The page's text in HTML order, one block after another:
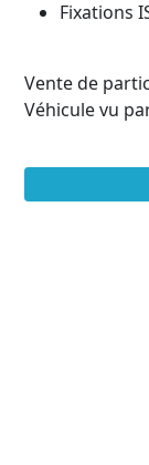
Fixations
Vente de
Véhicule vu